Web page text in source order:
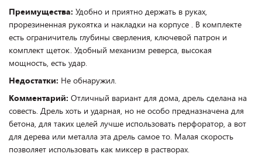
Преимущества: Удобно и приятно держать в руках,
прорезиненная рукоятка и накладки на корпусе . В комплекте
есть ограничитель глубины сверления, ключевой патрон и
комплект щеток. Удобный механизм реверса, высокая
мощность, есть удар.
Недостатки: Не обнаружил.
Комментарий: Отличный вариант для дома, дрель сделана на
совесть. Дрель хоть и ударная, но не особо предназначена для
бетона, для таких целей лучше использовать перфоратор, а вот
для дерева или металла эта дрель самое то. Малая скорость
позволяет использовать как миксер в растворах.